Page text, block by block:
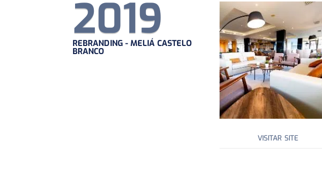
2019
REBRANDING - MELIÁ CASTELO
BRANCO
VISITAR SITE